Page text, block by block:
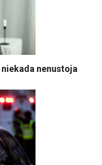
nenustoja